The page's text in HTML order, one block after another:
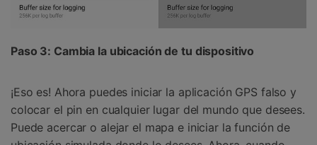
Paso 3: Cambia la ubicación de tu dispositivo
¡Eso es! Ahora puedes iniciar la aplicación GPS falso y
colocar el pin en cualquier lugar del mundo que desees.
Puede acercar o alejar el mapa e iniciar la función de